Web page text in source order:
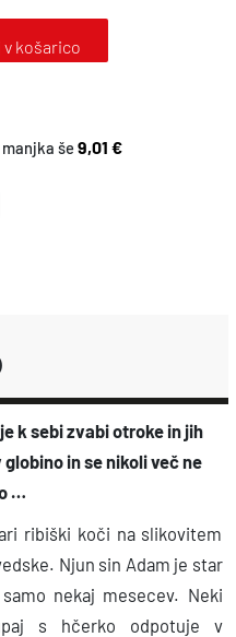
v košarico
še9,01 €
k sebi zvabi otroke in jih
in se nikoli več ne
…
ribiški koči na slikovitem
Njun sin Adam je star
nekaj mesecev. Neki
s hčerko odpotuje v